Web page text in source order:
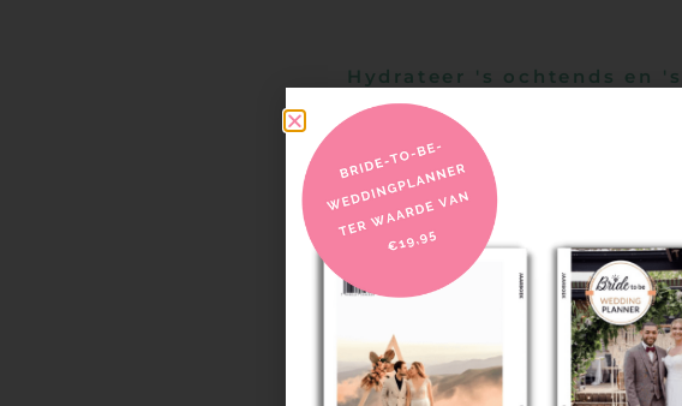
Hydrateer 's ochtends en
Moisturizer klinkt als een proactief
gaat om het behoud van het natuurlijke
ochtend, met SPF om te beschermen
functiedie de huid beschermt.
Natuurlijk zijn er veel meer opties zoals
en andere voor (lokale) verbetering;
persoonlijk advies.
Wil jij er helemaal voor gaan en jouw
verder over de persoonlijke verzorging